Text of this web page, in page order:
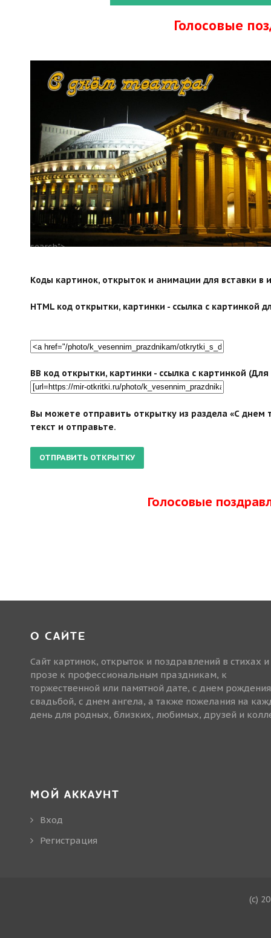
Голосовые
search">
Коды картинок, открыток и анимации для вставки в
HTML код открытки, картинки - ссылка с картинкой
BB код открытки, картинки - ссылка с картинкой
Вы можете отправить открытку из раздела «С днем
текст и отправьте.
Голосовые
О САЙТЕ
Сайт картинок, открыток и поздравлений в стихах и
прозе к профессиональным праздникам, к
торжественной или памятной дате, с днем
свадьбой, с днем ангела, а также пожелания на
день для родных, близких, любимых, друзей и
МОЙ АККАУНТ
Вход
Регистрация
(c)